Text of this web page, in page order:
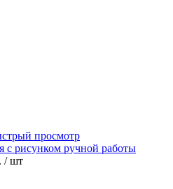
просмотр
с рисунком ручной работы
/ шт